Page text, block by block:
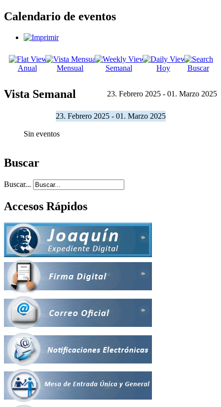
Calendario de eventos
Anual Mensual Semanal Hoy Buscar
Vista Semanal 23. Febrero 2025 - 01. Marzo 2025
23. Febrero 2025 - 01. Marzo 2025
Sin eventos
Buscar
Buscar...
Accesos Rápidos